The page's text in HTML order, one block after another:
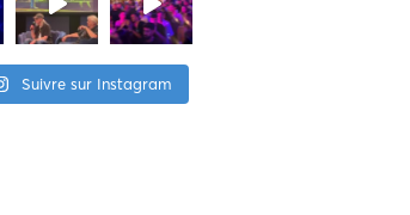
Suivre sur Instagram